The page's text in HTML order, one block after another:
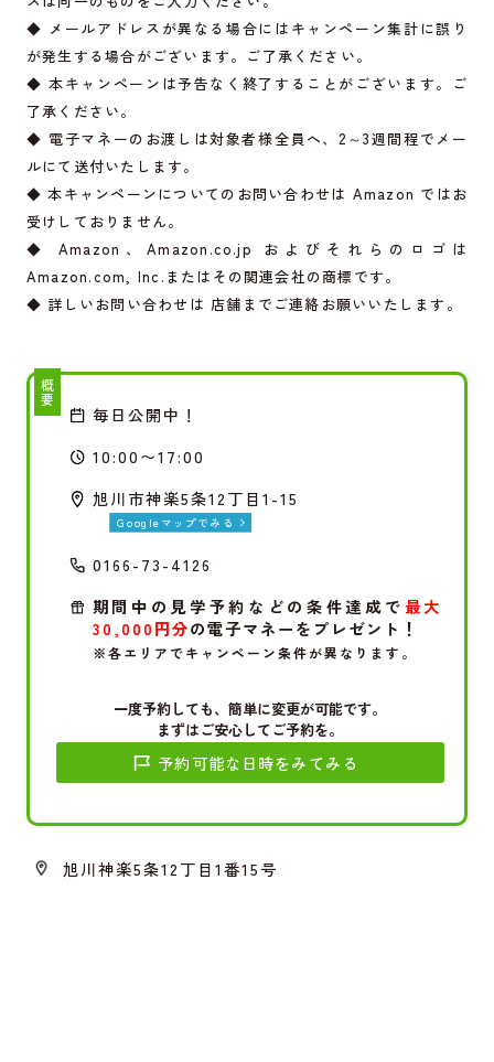
◆ メールアドレスが異なる場合にはキャンペーン集計に誤り
が発生する場合がございます。ご了承ください。
◆ 本キャンペーンは予告なく終了することがございます。ご
了承ください。
◆ 電子マネーのお渡しは対象者様全員へ、2～3週間程でメー
ルにて送付いたします。
◆ 本キャンペーンについてのお問い合わせは Amazon ではお
受けしておりません。
◆ Amazon、Amazon.co.jp
およびそれらのロゴは
Amazon.com, Inc.またはその関連会社の商標です。
◆ 詳しいお問い合わせは 店舗までご連絡お願いいたします。
概要
毎日公開中！
10:00〜17:00
旭川市神楽5条12丁目1-15
Googleマップでみる
0166-73-4126
期間中の見学予約などの条件達成で最大
30,000円分の電子マネーをプレゼント！
※各エリアでキャンペーン条件が異なります。
一度予約しても、簡単に変更が可能です。
まずはご安心してご予約を。
予約可能な日時をみてみる
旭川神楽5条12丁目1番15号